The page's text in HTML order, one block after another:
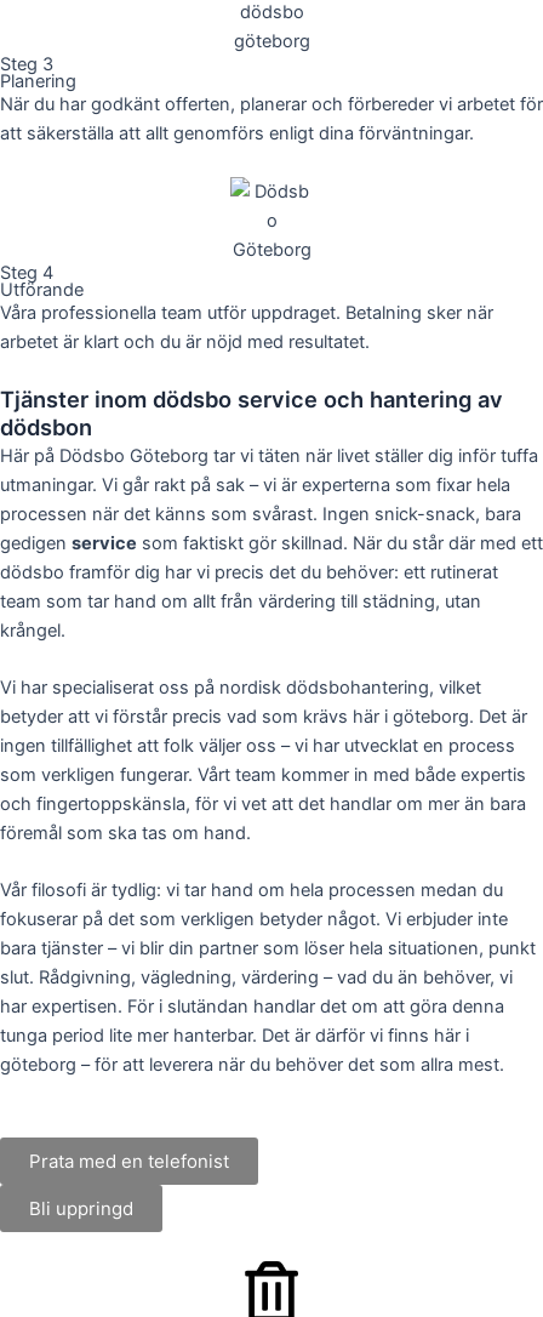
Steg 3
Planering
När du har godkänt offerten, planerar och förbereder vi arbetet för
att säkerställa att allt genomförs enligt dina förväntningar.
Steg 4
Utförande
Våra professionella team utför uppdraget. Betalning sker när
arbetet är klart och du är nöjd med resultatet.
Tjänster inom dödsbo service och hantering av
dödsbon
Här på Dödsbo Göteborg tar vi täten när livet ställer dig inför tuffa
utmaningar. Vi går rakt på sak – vi är experterna som fixar hela
processen när det känns som svårast. Ingen snick-snack, bara
gedigen service som faktiskt gör skillnad. När du står där med ett
dödsbo framför dig har vi precis det du behöver: ett rutinerat
team som tar hand om allt från värdering till städning, utan
krångel.
Vi har specialiserat oss på nordisk dödsbohantering, vilket
betyder att vi förstår precis vad som krävs här i göteborg. Det är
ingen tillfällighet att folk väljer oss – vi har utvecklat en process
som verkligen fungerar. Vårt team kommer in med både expertis
och fingertoppskänsla, för vi vet att det handlar om mer än bara
föremål som ska tas om hand.
Vår filosofi är tydlig: vi tar hand om hela processen medan du
fokuserar på det som verkligen betyder något. Vi erbjuder inte
bara tjänster – vi blir din partner som löser hela situationen, punkt
slut. Rådgivning, vägledning, värdering – vad du än behöver, vi
har expertisen. För i slutändan handlar det om att göra denna
tunga period lite mer hanterbar. Det är därför vi finns här i
göteborg – för att leverera när du behöver det som allra mest.
Prata med en telefonist
Bli uppringd